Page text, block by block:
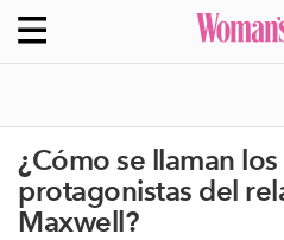
¿Cómo se llaman
protagonistas del
Maxwell?